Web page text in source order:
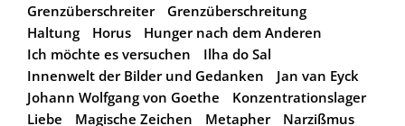
Grenzüberschreiter
Grenzüberschreitung
Haltung
Horus
Hunger nach dem Anderen
Ich möchte es versuchen
Ilha do Sal
Innenwelt der Bilder und Gedanken
Jan van Eyck
Johann Wolfgang von Goethe
Konzentrationslager
Liebe
Magische Zeichen Metapher Narzißmus